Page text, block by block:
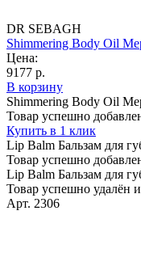
DR SEBAGH
Shimmering Body Oil
Цена:
9177 р.
В корзину
Shimmering Body Oil
Товар успешно
Купить в 1 клик
Lip Balm Бальзам для
Товар успешно
Lip Balm Бальзам для
Товар успешно удалён
Арт. 2306